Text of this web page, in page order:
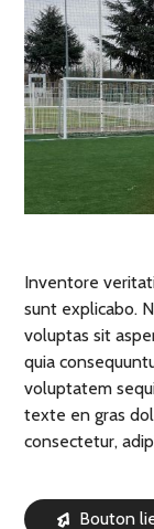
Inventore
sunt explicabo.
voluptas sit
quia
voluptatem
texte en gras
consectetur,
Bouton